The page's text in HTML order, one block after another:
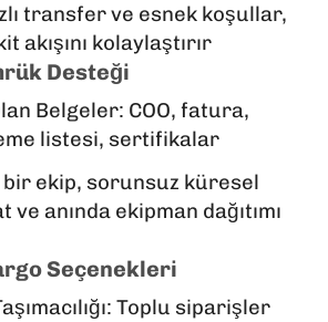
transfer ve esnek koşullar,
akışını kolaylaştırır
Desteği
Belgeler: COO, fatura,
listesi, sertifikalar
bir ekip, sorunsuz küresel
ve anında ekipman dağıtımı
Seçenekleri
Toplu siparişler